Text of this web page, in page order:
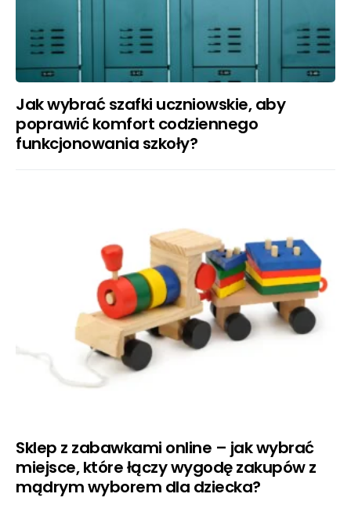
Jak wybrać szafki uczniowskie, aby
poprawić komfort codziennego
funkcjonowania szkoły?
Sklep z zabawkami online – jak wybrać
miejsce, które łączy wygodę zakupów z
mądrym wyborem dla dziecka?